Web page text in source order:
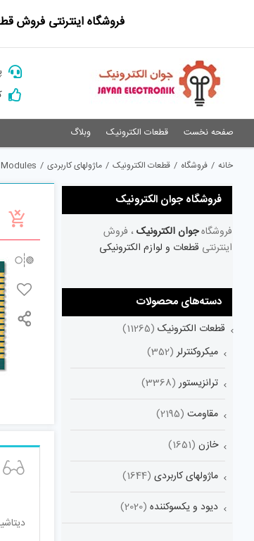
فروشگاه اینترنتی فروش
صفحه نخست قطعات الکترونیک وبلاگ
خانه / فروشگاه / قطعات الکترونیک / ماژولهای کاربردی /
Modules
فروشگاه جوان الکترونیک
فروشگاهجوان الکترونیک ، فروش
اینترنتی قطعات و لوازم الکترونیکی
دسته‌های محصولات
قطعات الکترونیک (11265)
میکروکنترلر (352)
ترانزیستور (3368)
مقاومت (2195)
خازن (1651)
ماژولهای کاربردی (1644)
دیود و یکسوکننده (2020)